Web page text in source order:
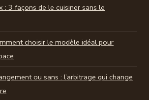
: 3 façons de le cuisiner sans le
choisir le modèle idéal pour
ou sans : l’arbitrage qui change